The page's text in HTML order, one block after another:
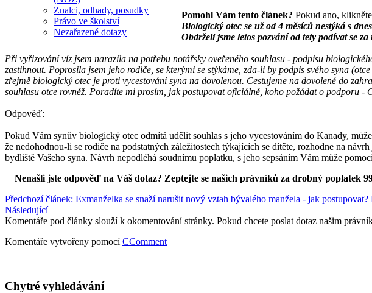
Znalci, odhady, posudky
Právo ve školství
Nezařazené dotazy
Pomohl Vám tento článek? Pokud ano,
Biologický otec se už od 4 měsíců nestýká s
Obdrželi jsme letos pozvání od tety podívat se
Při vyřizování víz jsem narazila na potřebu notářsky oveřeného souhlasu - podpisu
zastihnout. Poprosila jsem jeho rodiče, se kterými se stýkáme, zda-li by podpis svého syna
zřejmě biologický otec je proti vycestování syna na dovolenou. Cestujeme na dovolené do
souhlasu otce rovněž. Poradíte mi prosím, jak postupovat oficiálně, koho požádat o podporu
Odpověď:
Pokud Vám synův biologický otec odmítá udělit souhlas s jeho vycestováním do Kanady,
že nedohodnou-li se rodiče na podstatných záležitostech týkajících se dítěte, rozhodne na
bydliště Vašeho syna. Návrh nepodléhá soudnímu poplatku, s jeho sepsáním Vám může
Nenašli jste odpověď na Váš dotaz? Zeptejte se našich právníků za drobný poplatek
Předchozí článek: Exmanželka se snaží narušit nový vztah bývalého manžela - jak postupovat?
Následující
Komentáře pod články slouží k okomentování stránky. Pokud chcete poslat dotaz našim
Komentáře vytvořeny pomocíCComment
Chytré vyhledávání